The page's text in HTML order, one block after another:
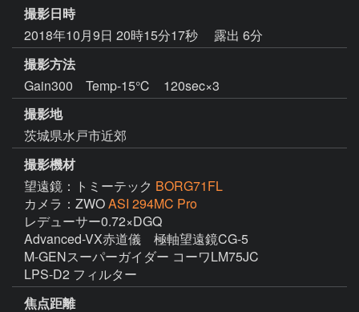
撮影日時
2018年10月9日 20時15分17秒
露出 6分
撮影方法
Gain300 Temp-15℃ 120sec×3
撮影地
茨城県水戸市近郊
撮影機材
望遠鏡：トミーテック BORG71FL
カメラ：ZWOASI 294MC Pro
レデューサー0.72×DGQ
Advanced-VX赤道儀　極軸望遠鏡CG-5
M-GENスーパーガイダー コーワLM75JC
LPS-D2 フィルター
焦点距離